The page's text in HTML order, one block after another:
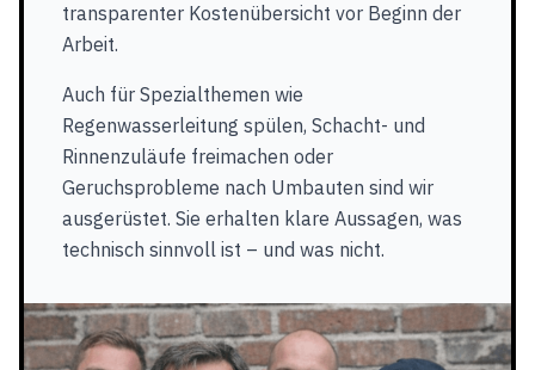
transparenter Kostenübersicht vor Beginn der
Arbeit.
Auch für Spezialthemen wie
Regenwasserleitung spülen, Schacht- und
Rinnenzuläufe freimachen oder
Geruchsprobleme nach Umbauten sind wir
ausgerüstet. Sie erhalten klare Aussagen, was
technisch sinnvoll ist – und was nicht.